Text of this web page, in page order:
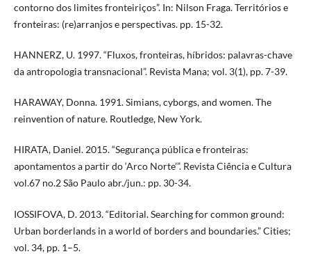
contorno dos limites fronteiriços”. In: Nilson Fraga. Territórios e
fronteiras: (re)arranjos e perspectivas. pp. 15-32.
HANNERZ, U. 1997. “Fluxos, fronteiras, híbridos: palavras-chave
da antropologia transnacional”. Revista Mana; vol. 3(1), pp. 7-39.
HARAWAY, Donna. 1991. Simians, cyborgs, and women. The
reinvention of nature. Routledge, New York.
HIRATA, Daniel. 2015. “Segurança pública e fronteiras:
apontamentos a partir do ‘Arco Norte’”. Revista Ciência e Cultura
vol.67 no.2 São Paulo abr./jun.: pp. 30-34.
IOSSIFOVA, D. 2013. “Editorial. Searching for common ground:
Urban borderlands in a world of borders and boundaries.” Cities;
vol. 34, pp. 1–5.